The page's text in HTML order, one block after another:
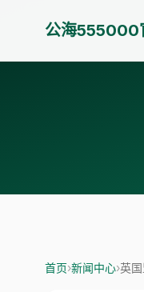
公海555000
首页›新闻中心›英